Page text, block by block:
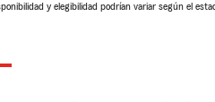
y elegibilidad podrían variar según el